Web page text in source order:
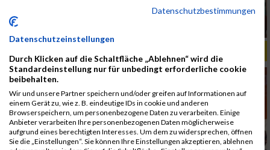
Datenschutzbestimmungen
Datenschutzeinstellungen
Durch Klicken auf die Schaltfläche „Ablehnen“ wird die
Standardeinstellung nur für unbedingt erforderliche cookie
beibehalten.
Wir und unsere Partner speichern und/oder greifen auf Informationen auf
einem Gerät zu, wie z. B. eindeutige IDs in cookie und anderen
Browserspeichern, um personenbezogene Daten zu verarbeiten. Einige
Anbieter verarbeiten Ihre personenbezogenen Daten möglicherweise
aufgrund eines berechtigten Interesses. Um dem zu widersprechen, öffnen
Sie die „Einstellungen“. Sie können Ihre Einstellungen akzeptieren, ablehnen